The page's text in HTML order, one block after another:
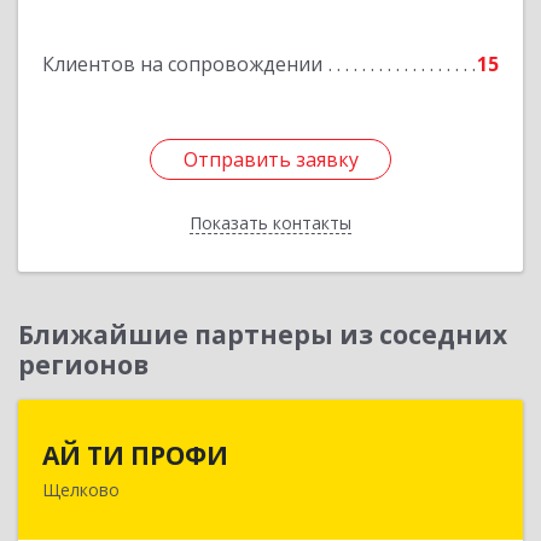
Клиентов на сопровождении 15
Отправить заявку
Показать контакты
Отправить заявку
Назад
Ближайшие партнеры из соседних
регионов
АЙ ТИ ПРОФИ
Щелково